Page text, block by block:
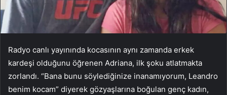
Radyo canlı yayınında kocasının aynı zamanda erkek
kardeşi olduğunu öğrenen Adriana, ilk şoku atlatmakta
zorlandı. “Bana bunu söylediğinize inanamıyorum, Leandro
benim kocam” diyerek gözyaşlarına boğulan genç kadın,